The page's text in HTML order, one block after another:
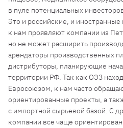
в пуле потенциальных
Это и российские, и
к нам проявляют компании из
но не может расширить
арендаторы производственных
дистрибуторы, планирующие
территории РФ. Так как ОЭЗ
Евросоюзом, к нам часто
ориентированные проекты, а
с импортной сырьевой базой. С
компании все чаще